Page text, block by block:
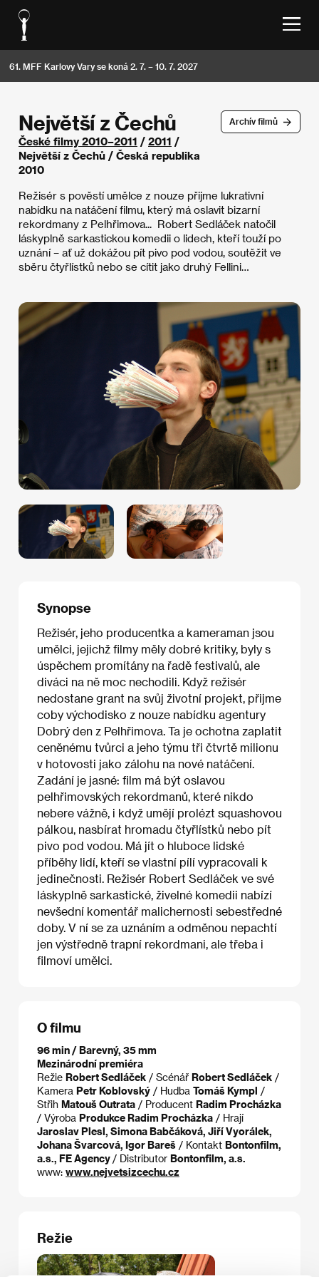
61. MFF Karlovy Vary se koná 2. 7. – 10. 7. 2027
Archív filmů
Největší z Čechů
České filmy 2010–2011 / 2011 /
Největší z Čechů / Česká republika
2010
Režisér s pověstí umělce z nouze přijme lukrativní
nabídku na natáčení filmu, který má oslavit bizarní
rekordmany z Pelhřimova... Robert Sedláček natočil
láskyplně sarkastickou komedii o lidech, kteří touží po
uznání – ať už dokážou pít pivo pod vodou, soutěžit ve
sběru čtyřlístků nebo se cítit jako druhý Fellini…
Synopse
Režisér, jeho producentka a kameraman jsou
umělci, jejichž filmy měly dobré kritiky, byly s
úspěchem promítány na řadě festivalů, ale
diváci na ně moc nechodili. Když režisér
nedostane grant na svůj životní projekt, přijme
coby východisko z nouze nabídku agentury
Dobrý den z Pelhřimova. Ta je ochotna zaplatit
ceněnému tvůrci a jeho týmu tři čtvrtě milionu
v hotovosti jako zálohu na nové natáčení.
Zadání je jasné: film má být oslavou
pelhřimovských rekordmanů, které nikdo
nebere vážně, i když umějí prolézt squashovou
pálkou, nasbírat hromadu čtyřlístků nebo pít
pivo pod vodou. Má jít o hluboce lidské
příběhy lidí, kteří se vlastní pílí vypracovali k
jedinečnosti. Režisér Robert Sedláček ve své
láskyplně sarkastické, živelné komedii nabízí
nevšední komentář malichernosti sebestředné
doby. V ní se za uznáním a odměnou nepachtí
jen výstředně trapní rekordmani, ale třeba i
filmoví umělci.
O filmu
96 min / Barevný, 35 mm
Mezinárodní premiéra
Režie Robert Sedláček / Scénář Robert Sedláček /
Kamera Petr Koblovský / Hudba Tomáš Kympl /
Střih Matouš Outrata / Producent Radim Procházka
/ Výroba Produkce Radim Procházka / Hrají
Jaroslav Plesl, Simona Babčáková, Jiří Vyorálek,
Johana Švarcová, Igor Bareš / Kontakt Bontonfilm,
a.s., FE Agency / Distributor Bontonfilm, a.s.
www: www.nejvetsizcechu.cz
Režie